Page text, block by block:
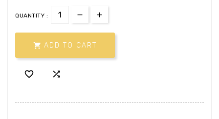
QUANTITY :
 ADD TO CART
 